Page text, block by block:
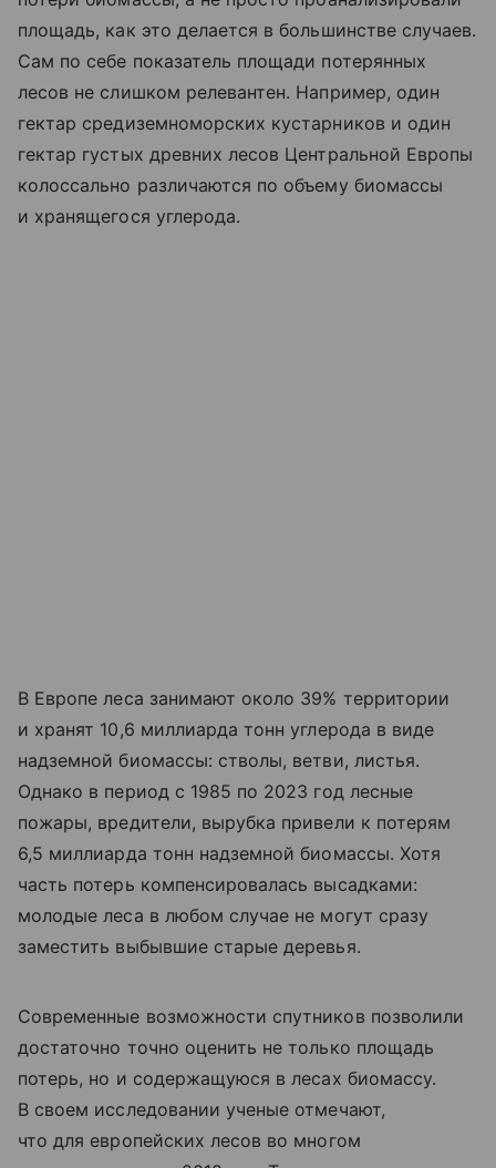
площадь, как это делается в большинстве случаев.
Сам по себе показатель площади потерянных
лесов не слишком релевантен. Например, один
гектар средиземноморских кустарников и один
гектар густых древних лесов Центральной Европы
колоссально различаются по объему биомассы
и хранящегося углерода.
В Европе леса занимают около 39% территории
и хранят 10,6 миллиарда тонн углерода в виде
надземной биомассы: стволы, ветви, листья.
Однако в период с 1985 по 2023 год лесные
пожары, вредители, вырубка привели к потерям
6,5 миллиарда тонн надземной биомассы. Хотя
часть потерь компенсировалась высадками:
молодые леса в любом случае не могут сразу
заместить выбывшие старые деревья.
Современные возможности спутников позволили
достаточно точно оценить не только площадь
потерь, но и содержащуюся в лесах биомассу.
В своем исследовании ученые отмечают,
что для европейских лесов во многом